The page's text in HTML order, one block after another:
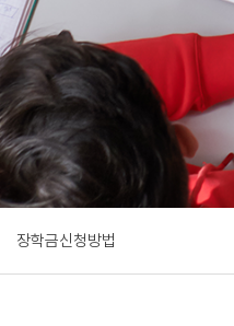
장학금신청방법